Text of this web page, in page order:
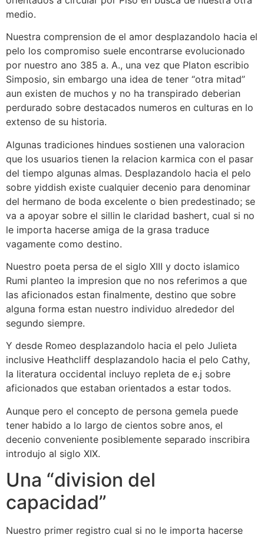
medio.
Nuestra comprension de el amor desplazandolo hacia el
pelo los compromiso suele encontrarse evolucionado
por nuestro ano 385 a. A., una vez que Platon escribio
Simposio, sin embargo una idea de tener “otra mitad”
aun existen de muchos y no ha transpirado deberian
perdurado sobre destacados numeros en culturas en lo
extenso de su historia.
Algunas tradiciones hindues sostienen una valoracion
que los usuarios tienen la relacion karmica con el pasar
del tiempo algunas almas. Desplazandolo hacia el pelo
sobre yiddish existe cualquier decenio para denominar
del hermano de boda excelente o bien predestinado; se
va a apoyar sobre el silli­n le claridad bashert, cual si no
le importa hacerse amiga de la grasa traduce
vagamente como destino.
Nuestro poeta persa de el siglo XIII y docto islamico
Rumi planteo la impresion que no nos referimos a que
las aficionados estan finalmente, destino que sobre
alguna forma estan nuestro individuo alrededor del
segundo siempre.
Y desde Romeo desplazandolo hacia el pelo Julieta
inclusive Heathcliff desplazandolo hacia el pelo Cathy,
la literatura occidental incluyo repleta de e.j sobre
aficionados que estaban orientados a estar todos.
Aunque pero el concepto de persona gemela puede
tener habido a lo largo de cientos sobre anos, el
decenio conveniente posiblemente separado inscribira
introdujo al siglo XIX.
Una “division del
capacidad”
Nuestro primer registro cual si no le importa hacerse